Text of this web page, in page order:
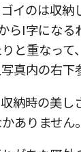
イのは収納
らI字にな
と重なって
真内の右下
納時の美し
ありません。